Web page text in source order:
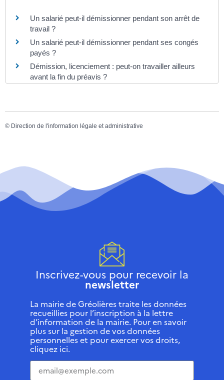
Un salarié peut-il démissionner pendant son arrêt de
travail ?
Un salarié peut-il démissionner pendant ses congés
payés ?
Démission, licenciement : peut-on travailler ailleurs
avant la fin du préavis ?
© Direction de l'information légale et administrative
Inscrivez-vous pour recevoir la
newsletter
La mairie de Gréolières traite les données
recueillies pour l’inscription à la lettre
d’information de la mairie. Pour en savoir
plus sur la gestion de vos données
personnelles et pour exercer vos droits,
cliquez ici.